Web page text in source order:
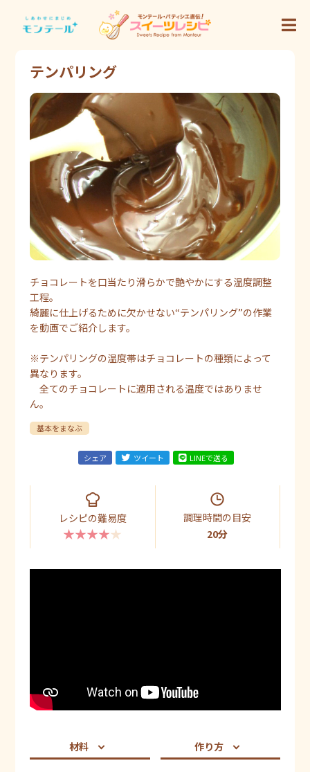
テンパリング
チョコレートを口当たり滑らかで艶やかにする温度調整
工程。
綺麗に仕上げるために欠かせない“テンパリング”の作業
を動画でご紹介します。
※テンパリングの温度帯はチョコレートの種類によって
異なります。
全てのチョコレートに適用される温度ではありませ
ん。
基本をまなぶ
シェア ツイート LINEで送る
レシピの難易度
★★★★★
調理時間の目安
20分
材料 作り方